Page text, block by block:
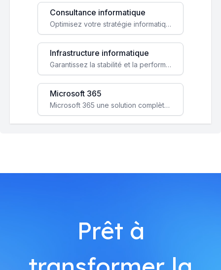
Consultance informatique
Optimisez votre stratégie informatique avec l'expertise de nos consultants pour améliorer votre efficacité et sécurité.
Infrastructure informatique
Garantissez la stabilité et la performance de votre entreprise avec une infrastructure IT sécurisée et évolutive.
Microsoft 365
Microsoft 365 une solution complète qui booste votre productivité, renforce la sécurité de vos données et facilite la collaboration.
Prêt à